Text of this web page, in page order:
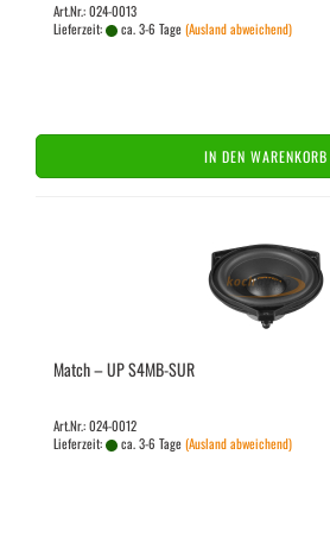
Art.Nr.: 024-0013
Lieferzeit:
ca. 3-6 Tage(Ausland abweichend)
IN DEN WARENKORB
Match – UP S4MB-​SUR
Art.Nr.: 024-0012
Lieferzeit:
ca. 3-6 Tage(Ausland abweichend)